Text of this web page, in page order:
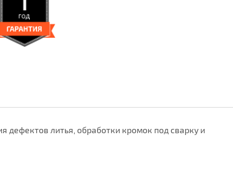
дефектов литья, обработки кромок под сварку и